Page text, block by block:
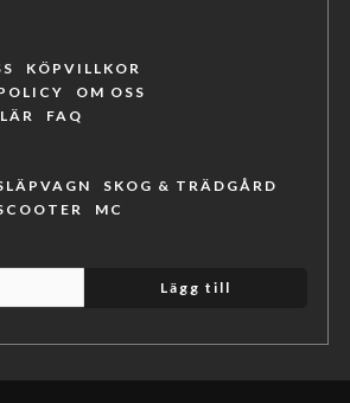
KÖPVILLKOR
OM OSS
FAQ
SKOG & TRÄDGÅRD
MC
Lägg till